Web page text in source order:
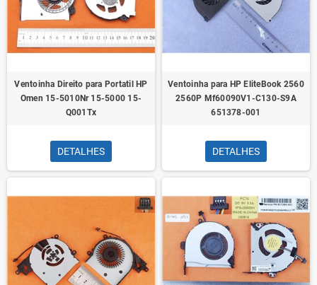
Ventoinha Direito para Portatil HP
Omen 15-5010Nr 15-5000 15-
Q001Tx
DETALHES
Ventoinha para HP EliteBook 2560
2560P Mf60090V1-C130-S9A
651378-001
DETALHES